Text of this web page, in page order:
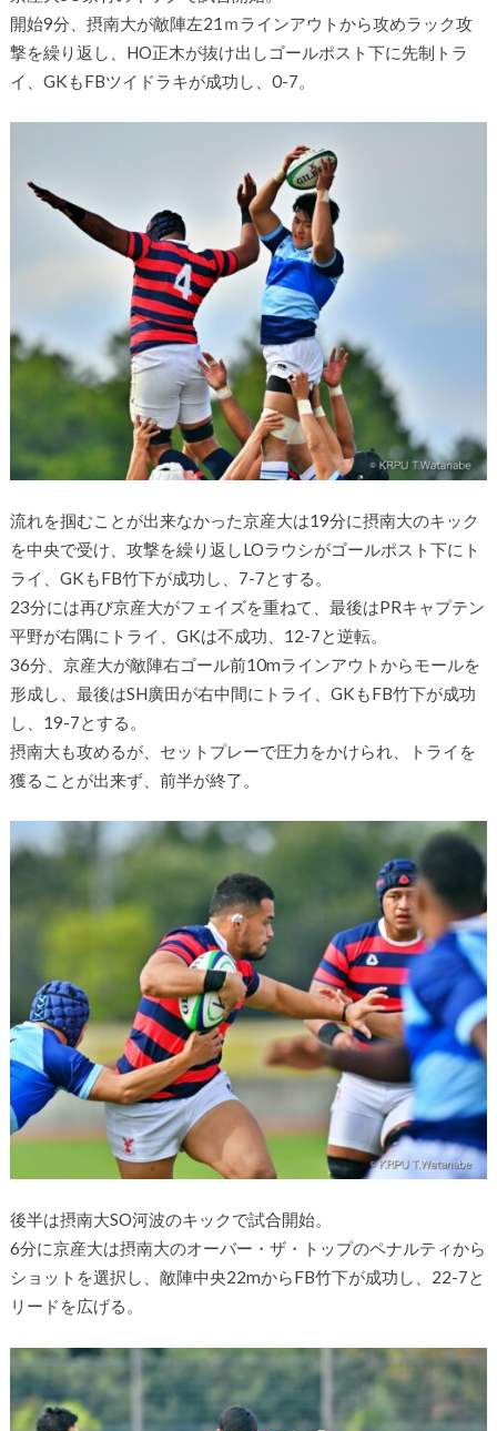
開始9分、摂南大が敵陣左21ｍラインアウトから攻めラック攻
撃を繰り返し、HO正木が抜け出しゴールポスト下に先制トラ
イ、GKもFBツイドラキが成功し、0-7。
流れを掴むことが出来なかった京産大は19分に摂南大のキック
を中央で受け、攻撃を繰り返しLOラウシがゴールポスト下にト
ライ、GKもFB竹下が成功し、7-7とする。
23分には再び京産大がフェイズを重ねて、最後はPRキャプテン
平野が右隅にトライ、GKは不成功、12-7と逆転。
36分、京産大が敵陣右ゴール前10mラインアウトからモールを
形成し、最後はSH廣田が右中間にトライ、GKもFB竹下が成功
し、19-7とする。
摂南大も攻めるが、セットプレーで圧力をかけられ、トライを
獲ることが出来ず、前半が終了。
後半は摂南大SO河波のキックで試合開始。
6分に京産大は摂南大のオーバー・ザ・トップのペナルティから
ショットを選択し、敵陣中央22mからFB竹下が成功し、22-7と
リードを広げる。